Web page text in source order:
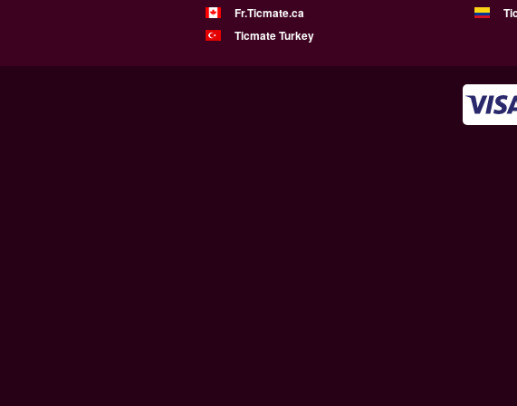
Fr.Ticmate.ca
Ticmate Turkey